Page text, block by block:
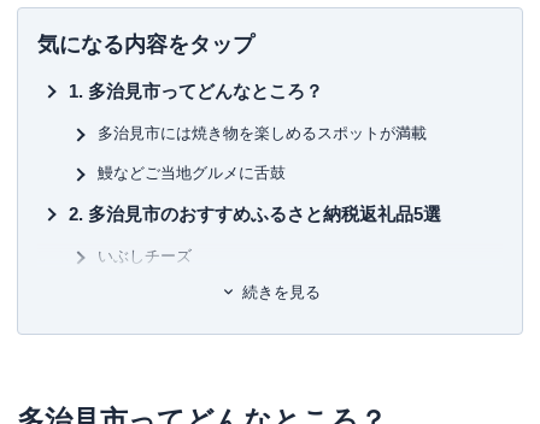
気になる内容をタップ
多治見市ってどんなところ？
多治見市には焼き物を楽しめるスポットが満載
鰻などご当地グルメに舌鼓
多治見市のおすすめふるさと納税返礼品5選
いぶしチーズ
温泉利用券（サウナ）
ゴルフ利用券
続きを見る